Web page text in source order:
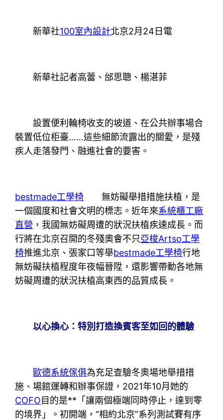
新華社100室內設計北京2月24日電
新華社記者高蕾、邰思聰、楊湛菲
設置便利輪椅收支的坡道、在公共辦事場合
裝置低位柜臺……這些細節流露出的關愛，是殘
疾人走落發門、融進社會的要害。
bestmade工學椅 無妨礙舉措措施扶植，是
一個國度和社會文明的標志。近年來系統櫃工廠
直營 ，我國無妨礙周遭的狀況扶植疾速成長。而
行將在北京召開的冬殘奧會不只亞梭Artso工學
椅推進北京、張家口等舉bestmade工學椅行地
無妨礙扶植程度年夜幅晉陞，還影響帶動各地無
妨礙周遭的狀況扶植高東西的品質成長。
以心換心：特別打造換賓客至如回的體驗
歐德系統傢俱為充足查驗冬奧場地舉措措
施、場館運轉和辦事保證，2021年10月她的
COFO目的是**「讓兩個極端同時停止，達到零
的境界」。初開端，“相約北京”系列測試賽有序